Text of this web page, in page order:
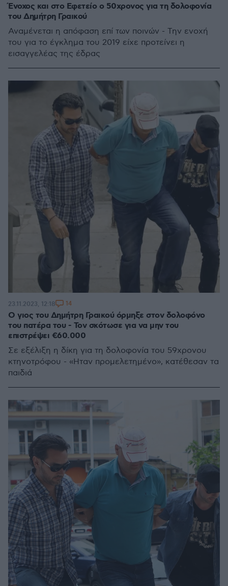
Ένοχος και στο Εφετείο ο 50χρονος για τη δολοφονία
του Δημήτρη Γραικού
Αναμένεται η απόφαση επί των ποινών - Την ενοχή
του για το έγκλημα του 2019 είχε προτείνει η
εισαγγελέας της έδρας
Ο γιος του Δημήτρη Γραικού όρμηξε στον δολοφόνο
του πατέρα του - Τον σκότωσε για να μην του
επιστρέψει €60.000
Σε εξέλιξη η δίκη για τη δολοφονία του 59χρονου
κτηνοτρόφου - «Ηταν προμελετημένο», κατέθεσαν τα
παιδιά
23.11.2023, 12:18 14